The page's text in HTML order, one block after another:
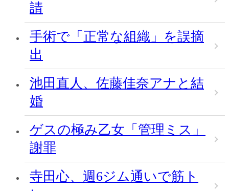
請
手術で「正常な組織」を誤摘
出
池田直人、佐藤佳奈アナと結
婚
ゲスの極み乙女「管理ミス」
謝罪
寺田心、週6ジム通いで筋ト